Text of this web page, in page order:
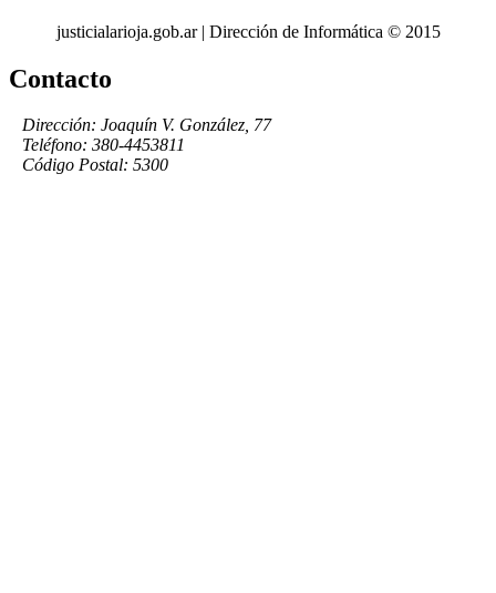
justicialarioja.gob.ar | Dirección de Informática © 2015
Contacto
Dirección: Joaquín V. González, 77
Teléfono: 380-4453811
Código Postal: 5300